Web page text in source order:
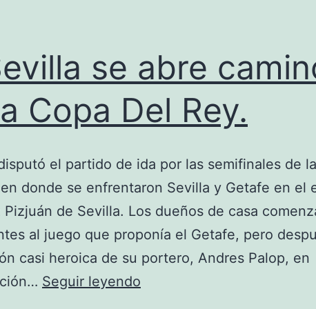
se abre
Copa Del Rey.
el partido de ida por las semifinales de
donde se enfrentaron Sevilla y Getafe en el
Pizjuán de Sevilla. Los dueños de casa
al juego que proponía el Getafe, pero
casi heroica de su portero, Andres Palop, en
Seguir leyendo